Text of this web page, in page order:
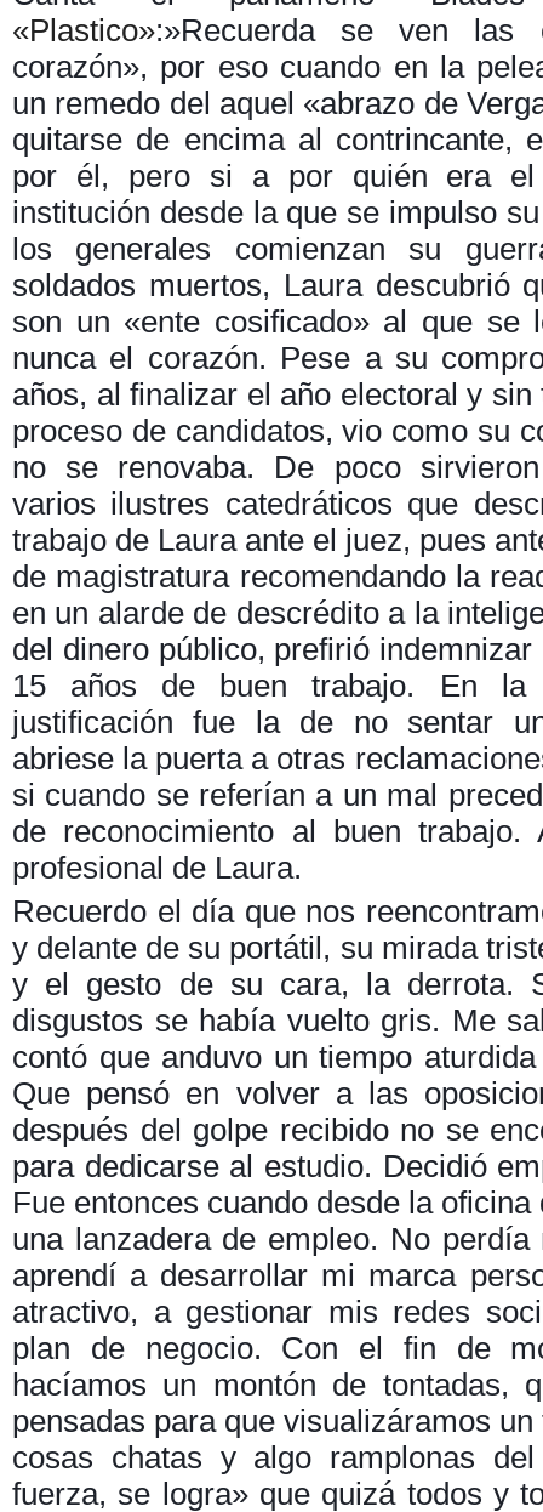
«Plastico»:»Recuerda se ven las
corazón», por eso cuando en la
un remedo del aquel «abrazo de
quitarse de encima al contrincante,
por él, pero si a por quién era el
institución desde la que se impulso
los generales comienzan su
soldados muertos, Laura descubrió
son un «ente cosificado» al que se
nunca el corazón. Pese a su
años, al finalizar el año electoral y
proceso de candidatos, vio como su
no se renovaba. De poco
varios ilustres catedráticos que
trabajo de Laura ante el juez, pues
de magistratura recomendando la
en un alarde de descrédito a la
del dinero público, prefirió
15 años de buen trabajo. En
justificación fue la de no sentar
abriese la puerta a otras
si cuando se referían a un mal
de reconocimiento al buen
profesional de Laura.
Recuerdo el día que nos
y delante de su portátil, su mirada
y el gesto de su cara, la derrota.
disgustos se había vuelto gris. Me
contó que anduvo un tiempo
Que pensó en volver a las
después del golpe recibido no se
para dedicarse al estudio. Decidió
Fue entonces cuando desde la
una lanzadera de empleo. No
aprendí a desarrollar mi marca
atractivo, a gestionar mis redes
plan de negocio. Con el fin de
hacíamos un montón de tontadas,
pensadas para que visualizáramos
cosas chatas y algo ramplonas
fuerza, se logra» que quizá todos y